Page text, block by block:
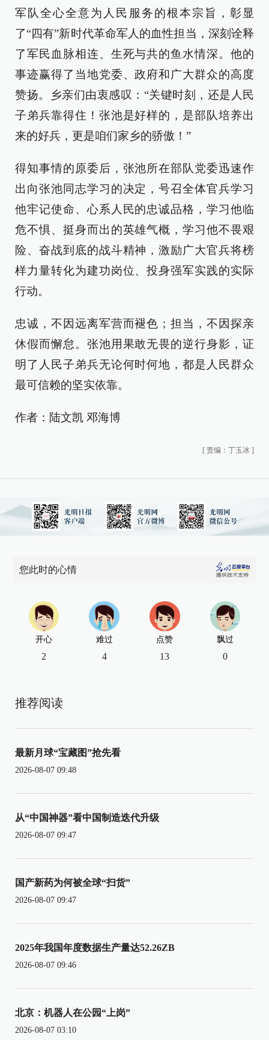
军队全心全意为人民服务的根本宗旨，彰显
了“四有”新时代革命军人的血性担当，深刻诠释
了军民血脉相连、生死与共的鱼水情深。他的
事迹赢得了当地党委、政府和广大群众的高度
赞扬。乡亲们由衷感叹：“关键时刻，还是人民
子弟兵靠得住！张池是好样的，是部队培养出
来的好兵，更是咱们家乡的骄傲！”
得知事情的原委后，张池所在部队党委迅速作
出向张池同志学习的决定，号召全体官兵学习
他牢记使命、心系人民的忠诚品格，学习他临
危不惧、挺身而出的英雄气概，学习他不畏艰
险、奋战到底的战斗精神，激励广大官兵将榜
样力量转化为建功岗位、投身强军实践的实际
行动。
忠诚，不因远离军营而褪色；担当，不因探亲
休假而懈怠。张池用果敢无畏的逆行身影，证
明了人民子弟兵无论何时何地，都是人民群众
最可信赖的坚实依靠。
作者：陆文凯 邓海博
[ 责编：丁玉冰 ]
您此时的心情
开心
2
难过
4
点赞
13
飘过
0
推荐阅读
最新月球“宝藏图”抢先看
2026-08-07 09:48
从“中国神器”看中国制造迭代升级
2026-08-07 09:47
国产新药为何被全球“扫货”
2026-08-07 09:47
2025年我国年度数据生产量达52.26ZB
2026-08-07 09:46
北京：机器人在公园“上岗”
2026-08-07 03:10